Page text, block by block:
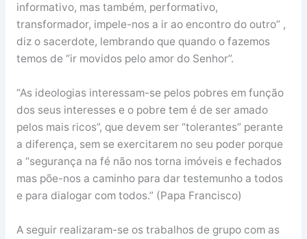
informativo, mas também, performativo,
transformador, impele-nos a ir ao encontro do outro” ,
diz o sacerdote, lembrando que quando o fazemos
temos de “ir movidos pelo amor do Senhor”.
“As ideologias interessam-se pelos pobres em função
dos seus interesses e o pobre tem é de ser amado
pelos mais ricos”, que devem ser “tolerantes” perante
a diferença, sem se exercitarem no seu poder porque
a “segurança na fé não nos torna imóveis e fechados
mas põe-nos a caminho para dar testemunho a todos
e para dialogar com todos.” (Papa Francisco)
A seguir realizaram-se os trabalhos de grupo com as